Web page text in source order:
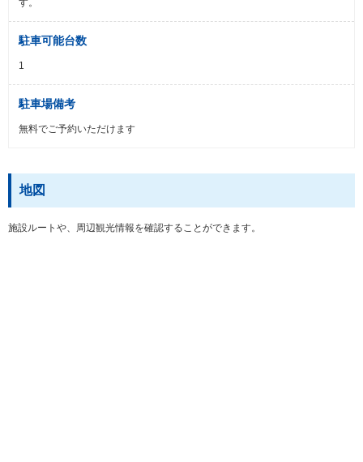
駐車可能台数
1
駐車場備考
無料でご予約いただけます
地図
施設ルートや、周辺観光情報を確認することができます。